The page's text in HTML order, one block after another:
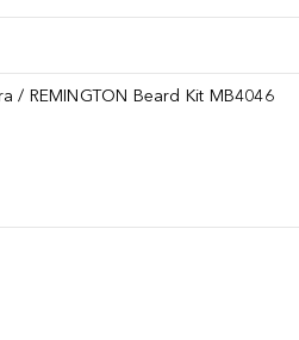
REMINGTON Beard Kit MB4046